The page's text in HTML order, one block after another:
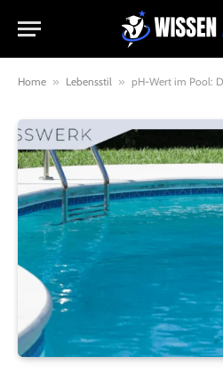
Home » Lebensstil » pH-Wert im Pool: